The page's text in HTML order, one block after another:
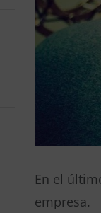
En el
empresa.